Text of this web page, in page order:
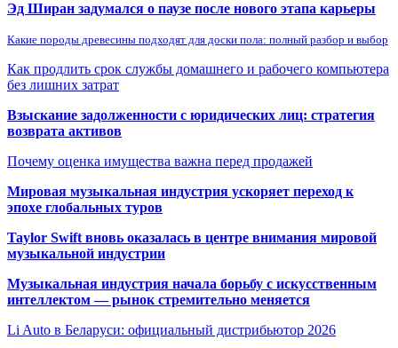
Эд Ширан задумался о паузе после нового этапа карьеры
Какие породы древесины подходят для доски пола: полный разбор и выбор
Как продлить срок службы домашнего и рабочего компьютера
без лишних затрат
Взыскание задолженности с юридических лиц: стратегия
возврата активов
Почему оценка имущества важна перед продажей
Мировая музыкальная индустрия ускоряет переход к
эпохе глобальных туров
Taylor Swift вновь оказалась в центре внимания мировой
музыкальной индустрии
Музыкальная индустрия начала борьбу с искусственным
интеллектом — рынок стремительно меняется
Li Auto в Беларуси: официальный дистрибьютор 2026